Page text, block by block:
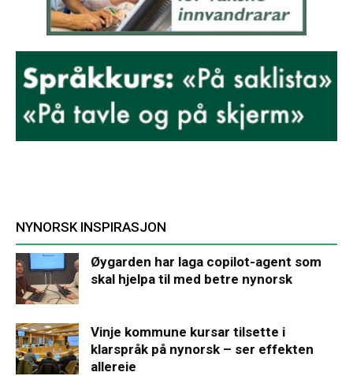
NYNORSK INSPIRASJON
Øygarden har laga copilot-agent som
skal hjelpa til med betre nynorsk
Vinje kommune kursar tilsette i
klarspråk på nynorsk – ser effekten
allereie